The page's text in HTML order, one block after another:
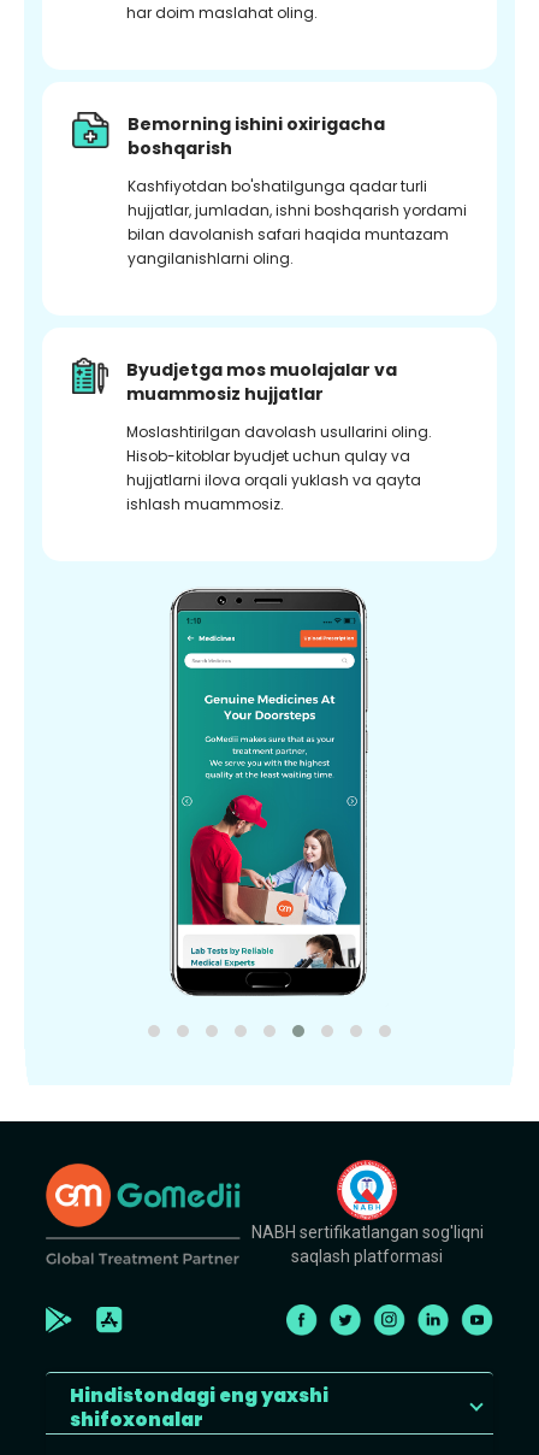
har doim maslahat oling.
Bemorning ishini oxirigacha
boshqarish
Kashfiyotdan bo'shatilgunga qadar turli
hujjatlar, jumladan, ishni boshqarish yordami
bilan davolanish safari haqida muntazam
yangilanishlarni oling.
Byudjetga mos muolajalar va
muammosiz hujjatlar
Moslashtirilgan davolash usullarini oling.
Hisob-kitoblar byudjet uchun qulay va
hujjatlarni ilova orqali yuklash va qayta
ishlash muammosiz.
NABH sertifikatlangan sog'liqni
saqlash platformasi
Hindistondagi eng yaxshi
shifoxonalar